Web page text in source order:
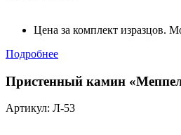
Цена за комплект изразцов.
Подробнее
Пристенный камин
Артикул: Л-53